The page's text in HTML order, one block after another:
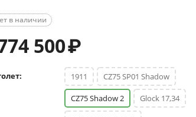
в наличии
500₽
1911 CZ75 SP01 Shadow
CZ75 Shadow 2 Glock 17,34